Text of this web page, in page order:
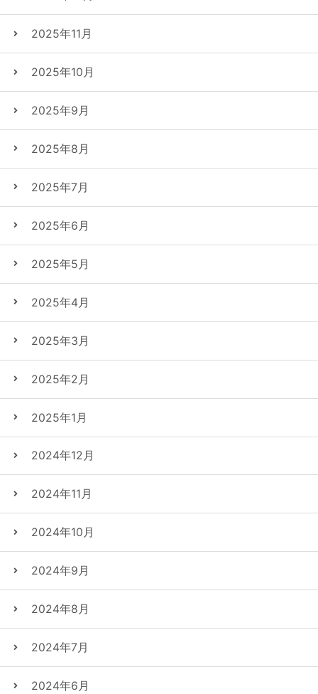
2025年11月
2025年10月
2025年9月
2025年8月
2025年7月
2025年6月
2025年5月
2025年4月
2025年3月
2025年2月
2025年1月
2024年12月
2024年11月
2024年10月
2024年9月
2024年8月
2024年7月
2024年6月